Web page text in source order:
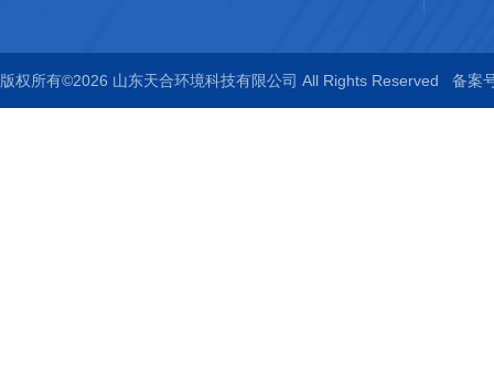
版权所有©2026 山东天合环境科技有限公司 All Rights Reserved 备案